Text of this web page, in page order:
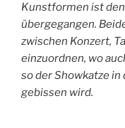
Kunstformen ist
übergegangen.
zwischen Konzert,
einzuordnen, wo
so der Showkatze in
gebissen wird.